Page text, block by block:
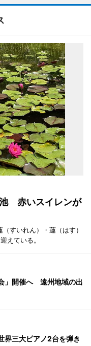
赤いスイレンが
すいれん）・蓮（はす）
えている。
」開催へ 遠州地域の出
三大ピアノ2台を弾き